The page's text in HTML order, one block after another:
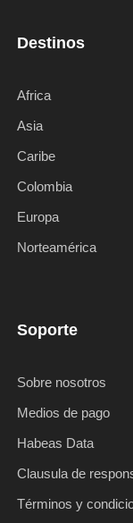
Destinos
Africa
Asia
Caribe
Colombia
Europa
Norteamérica
Soporte
Sobre nosotros
Medios de pago
Habeas Data
Clausula de
Términos y